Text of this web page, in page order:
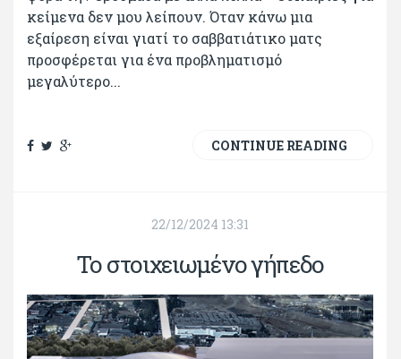
κείμενα δεν μου λείπουν. Όταν κάνω μια
εξαίρεση είναι γιατί το σαββατιάτικο ματς
προσφέρεται για ένα προβληματισμό
μεγαλύτερο...
CONTINUE READING
22/12/2024 13:31
Το στοιχειωμένο γήπεδο